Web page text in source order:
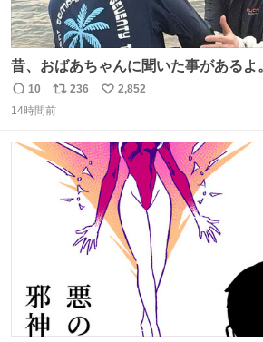
昔、おばあちゃんに聞いた事があるよ。 「カイちゃんを
じめると、アイツが海から上がって来
返
信
10
リ
ポ
ト
数
236
い
数
2,852
14時間前